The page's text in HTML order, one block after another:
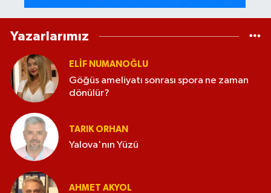
Yazarlarımız
ELİF NUMANOĞLU
Göğüs ameliyatı sonrası spora ne zaman
dönülür?
TARIK ORHAN
Yalova'nın Yüzü
AHMET AKYOL